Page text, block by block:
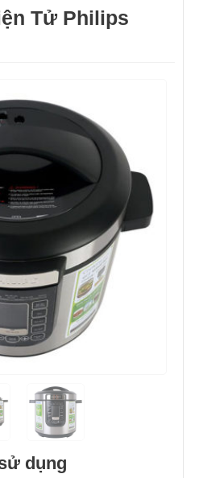
Tử Philips
dụng